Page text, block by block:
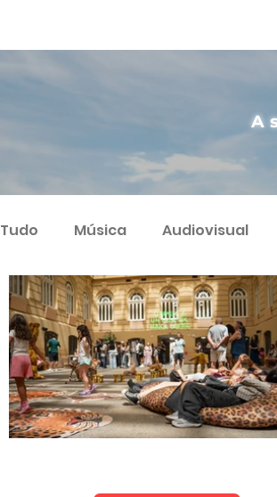
A
Tudo Música Audiovisual
Artes Agricultura
Podcast Varietà
Aventura Comportamento